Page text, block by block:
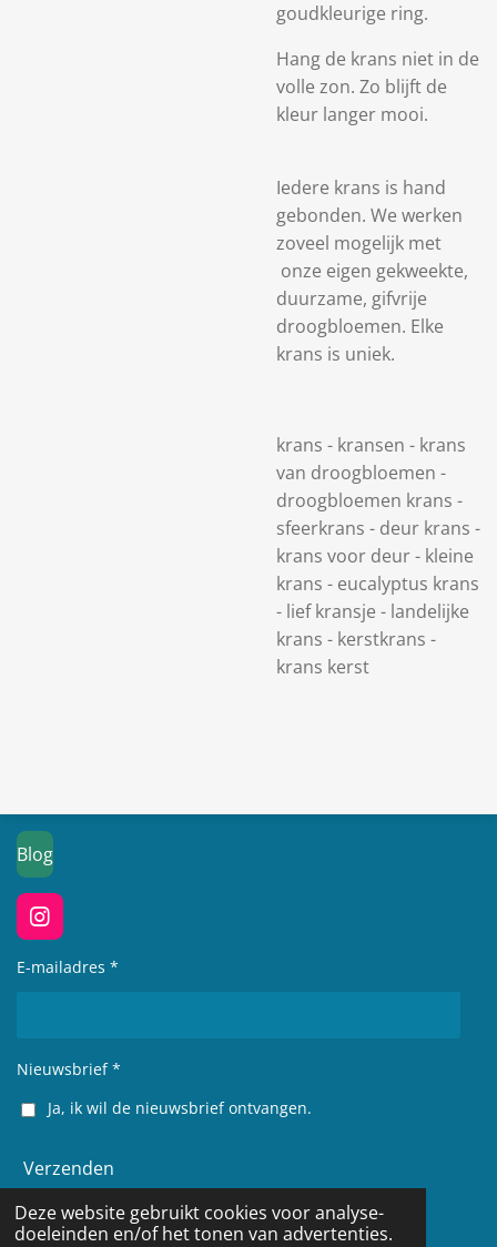
Deze website gebruikt cookies voor analyse-
doeleinden en/of het tonen van advertenties.
goudkleurige ring.
Hang de krans niet in de
volle zon. Zo blijft de
kleur langer mooi.
Iedere krans is hand
gebonden. We werken
zoveel mogelijk met
onze eigen gekweekte,
duurzame, gifvrije
droogbloemen. Elke
krans is uniek.
krans - kransen - krans
van droogbloemen -
droogbloemen krans -
sfeerkrans - deur krans -
krans voor deur - kleine
krans - eucalyptus krans
- lief kransje - landelijke
krans - kerstkrans -
krans kerst
Blog
I
n
s
a
E-mailadres *
Nieuwsbrief *
Ja, ik wil de nieuwsbrief ontvangen.
Verzenden
© 2022 - 2026 De korenbloem